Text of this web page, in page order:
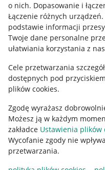
o nich. Dopasowanie i
Łączenie różnych urządzeń.
podstawie informacji
Twoje dane personalne
ułatwiania korzystania z
Cele przetwarzania
dostępnych pod
plików cookies.
Zgodę wyrażasz
Możesz ją w każdym
zakładce Ustawienia plików
Wycofanie zgody nie
przetwarzania.
Regulamin
Polityka plików "cookies"
Ustawienia plików
Udostępnianie lokalizacji
Informacje dla Aktu o
Pobierz aplikację